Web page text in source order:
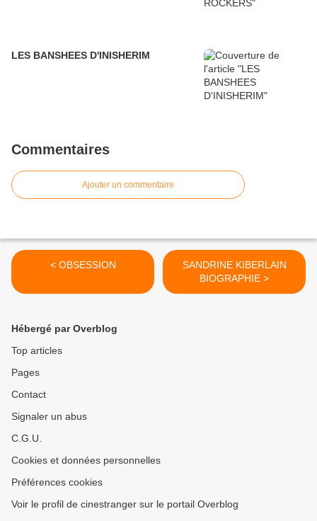
LES BANSHEES D'INISHERIM
Commentaires
Ajouter un commentaire
< OBSESSION
SANDRINE KIBERLAIN
BIOGRAPHIE >
Hébergé par Overblog
Top articles
Pages
Contact
Signaler un abus
C.G.U.
Cookies et données personnelles
Préférences cookies
Voir le profil de cinestranger sur le portail Overblog